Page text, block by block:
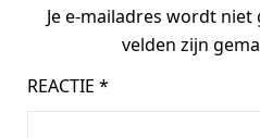
Je e-mailadres wordt niet
velden zijn
REACTIE *